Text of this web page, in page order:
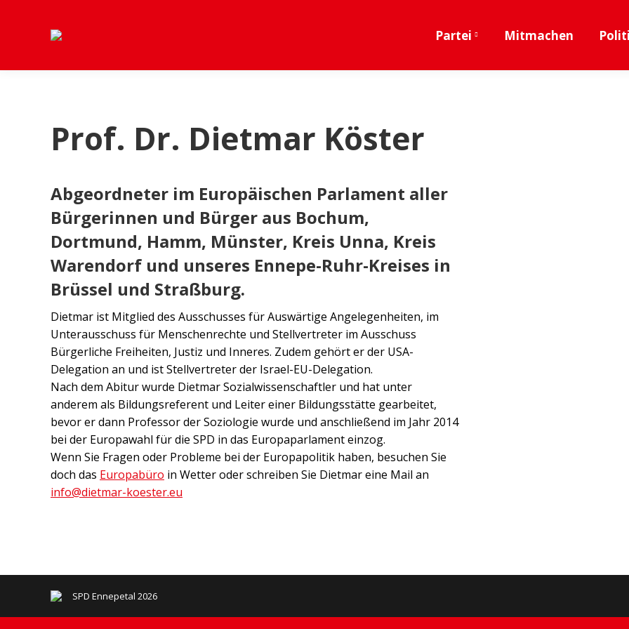
Partei Mitmachen
Prof. Dr. Dietmar Köster
Abgeordneter im Europäischen Parlament aller
Bürgerinnen und Bürger aus Bochum,
Dortmund, Hamm, Münster, Kreis Unna, Kreis
Warendorf und unseres Ennepe-Ruhr-Kreises in
Brüssel und Straßburg.
Dietmar ist Mitglied des Ausschusses für Auswärtige Angelegenheiten, im
Unterausschuss für Menschenrechte und Stellvertreter im Ausschuss
Bürgerliche Freiheiten, Justiz und Inneres. Zudem gehört er der USA-
Delegation an und ist Stellvertreter der Israel-EU-Delegation.
Nach dem Abitur wurde Dietmar Sozialwissenschaftler und hat unter
anderem als Bildungsreferent und Leiter einer Bildungsstätte gearbeitet,
bevor er dann Professor der Soziologie wurde und anschließend im Jahr 2014
bei der Europawahl für die SPD in das Europaparlament einzog.
Wenn Sie Fragen oder Probleme bei der Europapolitik haben, besuchen Sie
doch das Europabüro in Wetter oder schreiben Sie Dietmar eine Mail an
info@dietmar-koester.eu
SPD Ennepetal 2026